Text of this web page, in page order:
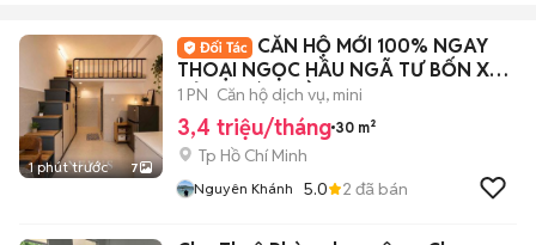
1 phút trước 7
CĂN HỘ MỚI 100% NGAY
THOẠI NGỌC HẦU NGÃ TƯ BỐN XÃ
ĐỦ TIỆN ÍCH GẦN VHU
1 PN Căn hộ dịch vụ, mini
3,4 triệu/tháng 30 m²
Tp Hồ Chí Minh
Nguyên Khánh 5.0 2 đã bán